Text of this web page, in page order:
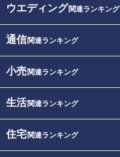
ウエディング関連ランキング
通信関連ランキング
小売関連ランキング
生活関連ランキング
住宅関連ランキング